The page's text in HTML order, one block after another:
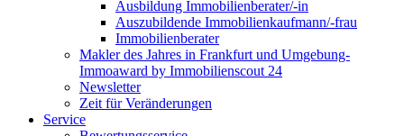
Ausbildung Immobilienberater/-in
Auszubildende Immobilienkaufmann/-frau
Immobilienberater
Makler des Jahres in Frankfurt und Umgebung-
Immoaward by Immobilienscout 24
Newsletter
Zeit für Veränderungen
Service